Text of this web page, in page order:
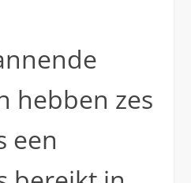
hebben zes
een